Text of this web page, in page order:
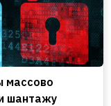
массово
шантажу